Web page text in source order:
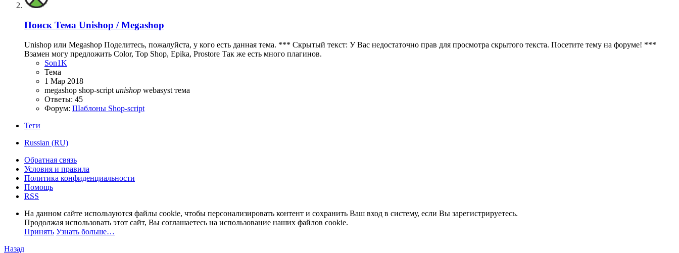
Поиск Тема Unishop / Megashop
Unishop или Megashop Поделитесь, пожалуйста, у кого есть данная тема. *** Скрытый текст: У Вас недостаточно прав для просмотра скрытого текста. Посетите тему на форуме! ***
Взамен могу предложить Color, Top Shop, Epika, Prostore Так же есть много плагинов.
Son1K
Тема
1 Мар 2018
megashop shop-script unishop webasyst тема
Ответы: 45
Форум: Шаблоны Shop-script
Теги
Russian (RU)
Обратная связь
Условия и правила
Политика конфиденциальности
Помощь
RSS
На данном сайте используются файлы cookie, чтобы персонализировать контент и сохранить Ваш вход в систему, если Вы зарегистрируетесь.
Продолжая использовать этот сайт, Вы соглашаетесь на использование наших файлов cookie.
Принять Узнать больше…
Назад